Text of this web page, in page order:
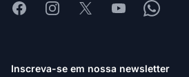
FacebookInstagram
X YoutubeWhatsapp
Inscreva-se em nossa newsletter